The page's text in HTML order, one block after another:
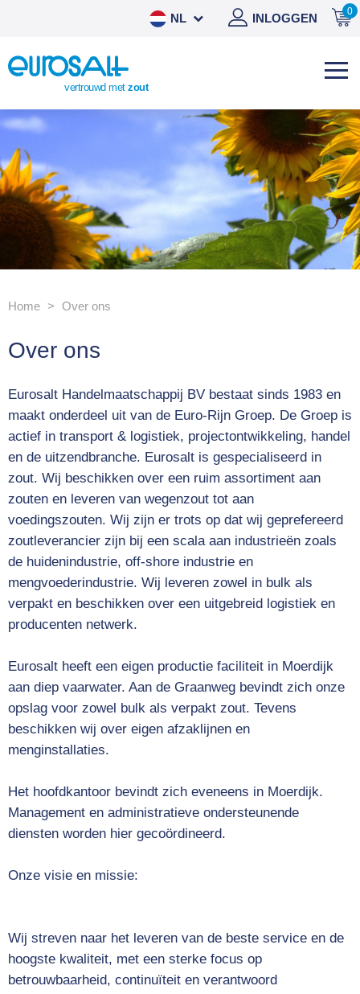
0
INLOGGEN
NL
ES
vertrouwd metzout
Home Over ons
Over ons
Eurosalt Handelmaatschappij BV bestaat sinds 1983 en
maakt onderdeel uit van de Euro-Rijn Groep. De Groep is
actief in transport & logistiek, projectontwikkeling, handel
en de uitzendbranche. Eurosalt is gespecialiseerd in
zout. Wij beschikken over een ruim assortiment aan
zouten en leveren van wegenzout tot aan
voedingszouten. Wij zijn er trots op dat wij geprefereerd
zoutleverancier zijn bij een scala aan industrieën zoals
de huidenindustrie, off-shore industrie en
mengvoederindustrie. Wij leveren zowel in bulk als
verpakt en beschikken over een uitgebreid logistiek en
producenten netwerk.
Eurosalt heeft een eigen productie faciliteit in Moerdijk
aan diep vaarwater. Aan de Graanweg bevindt zich onze
opslag voor zowel bulk als verpakt zout. Tevens
beschikken wij over eigen afzaklijnen en
menginstallaties.
Het hoofdkantoor bevindt zich eveneens in Moerdijk.
Management en administratieve ondersteunende
diensten worden hier gecoördineerd.
Onze visie en missie:
Wij streven naar het leveren van de beste service en de
hoogste kwaliteit, met een sterke focus op
betrouwbaarheid, continuïteit en verantwoord